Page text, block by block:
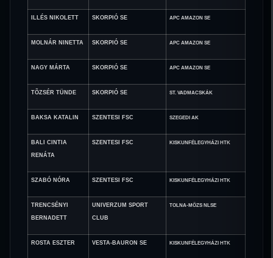
ILLÉS NIKOLETT SKORPIÓ SE APC AMAZON SE
MOLNÁR NINETTA SKORPIÓ SE APC AMAZON SE
NAGY MÁRTA SKORPIÓ SE APC AMAZON SE
TÕZSÉR TÜNDE SKORPIÓ SE ST. VADMACSKÁK
BAKSA KATALIN SZENTESI FSC SZEGEDI AK
BALI CINTIA
RENÁTA
SZENTESI FSC KISKUNFÉLEGYHÁZI HTK
SZABÓ NÓRA SZENTESI FSC KISKUNFÉLEGYHÁZI HTK
TRENCSÉNYI
BERNADETT
UNIVERZUM SPORT
CLUB
TOLNA-MÖZS NLSE
ROSTA ESZTER VESTA-BAURON SE KISKUNFÉLEGYHÁZI HTK